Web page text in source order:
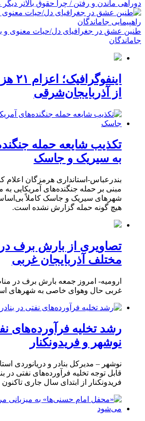
دوراهی ماندن و رفتن / چرا حقوق بالاتر
طنین عشق در جغرافیای دل/حیات معنوی و
جاماندگان
از آذربایجان‌شرقی
تکذیب شایعه حمله
به سیریک و جاسک
بندرعباس-استانداری هرمزگان اعلام
مبنی بر حمله جنگنده‌های آمریکایی
شهرهای سیریک و جاسک کاملاً
هیچ گونه حمله گزارش نشده است.
تصاویری از بارش برف
مختلف آذربایجان غربی
ارومیه- امروز جمعه بارش برف در
غربی حال وهوای خاصی به شهرهای
رشد تخلیه فرآورده‌های
نوشهر و فریدونکنار
نوشهر – مدیرکل بنادر و دریانوردی
قابل توجه تخلیه فرآورده‌های نفتی در
فریدونکنار از ابتدای سال جاری تاکنون